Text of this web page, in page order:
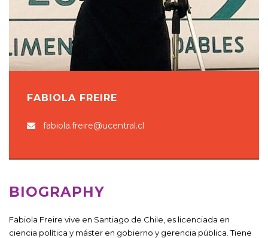
FABIOLA FREIRE
fabiola.freire@ucentral.cl
BIOGRAPHY
Fabiola Freire vive en Santiago de Chile, es licenciada en
ciencia política y máster en gobierno y gerencia pública. Tiene